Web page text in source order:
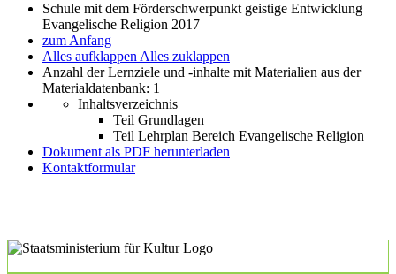
Schule mit dem Förderschwerpunkt geistige Entwicklung
Evangelische Religion 2017
zum Anfang
Alles aufklappen Alles zuklappen
Anzahl der Lernziele und -inhalte mit Materialien aus der
Materialdatenbank: 1
Inhaltsverzeichnis
Teil Grundlagen
Teil Lehrplan Bereich Evangelische Religion
Dokument als PDF herunterladen
Kontaktformular